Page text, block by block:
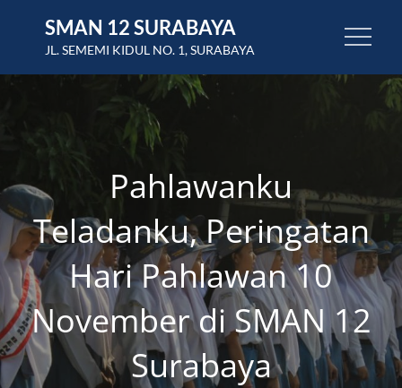
SMAN 12 SURABAYA
JL. SEMEMI KIDUL NO. 1, SURABAYA
Pahlawanku
Teladanku, Peringatan
Hari Pahlawan 10
November di SMAN 12
Surabaya